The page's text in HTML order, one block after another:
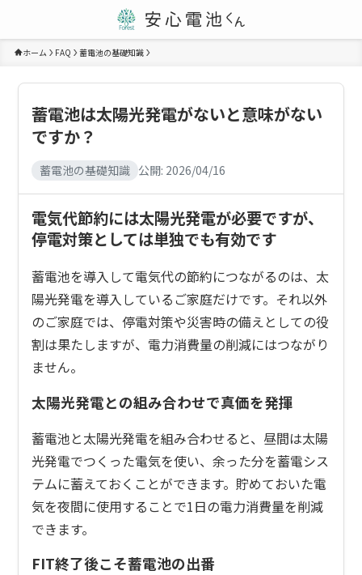
ホーム FAQ 蓄電池の基礎知識
蓄電池は太陽光発電がないと意味がない
ですか？
蓄電池の基礎知識 公開: 2026/04/16
電気代節約には太陽光発電が必要ですが、
停電対策としては単独でも有効です
蓄電池を導入して電気代の節約につながるのは、太
陽光発電を導入しているご家庭だけです。それ以外
のご家庭では、停電対策や災害時の備えとしての役
割は果たしますが、電力消費量の削減にはつながり
ません。
太陽光発電との組み合わせで真価を発揮
蓄電池と太陽光発電を組み合わせると、昼間は太陽
光発電でつくった電気を使い、余った分を蓄電シス
テムに蓄えておくことができます。貯めておいた電
気を夜間に使用することで1日の電力消費量を削減
できます。
FIT終了後こそ蓄電池の出番